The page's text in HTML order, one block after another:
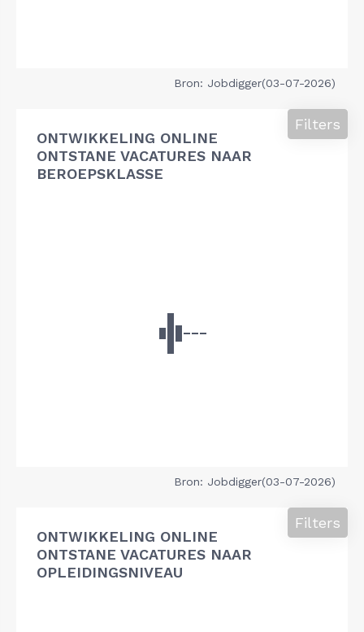
Bron: Jobdigger(03-07-2026)
ONTWIKKELING ONLINE
ONTSTANE VACATURES NAAR
BEROEPSKLASSE
Filters
Bron: Jobdigger(03-07-2026)
ONTWIKKELING ONLINE
ONTSTANE VACATURES NAAR
OPLEIDINGSNIVEAU
Filters